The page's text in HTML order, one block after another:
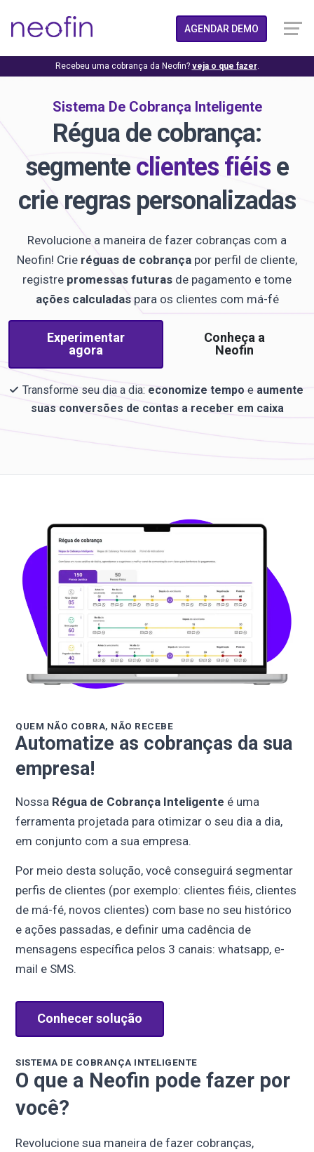
AGENDAR DEMO
Recebeu uma cobrança da Neofin? veja o que fazer.
Sistema De Cobrança Inteligente
Régua de cobrança:
segmente clientes fiéis e
crie regras personalizadas
Revolucione a maneira de fazer cobranças com a
Neofin! Crie réguas de cobrança por perfil de cliente,
registre promessas futuras de pagamento e tome
ações calculadaspara os clientes com má-fé
Experimentar
agora
Conheça a
Neofin
Transforme seu dia a dia: economize tempo e aumente
suas conversões de contas a receber em caixa
QUEM NÃO COBRA, NÃO RECEBE
Automatize as cobranças da sua
empresa!
Nossa Régua de Cobrança Inteligente é uma
ferramenta projetada para otimizar o seu dia a dia,
em conjunto com a sua empresa.
Por meio desta solução, você conseguirá segmentar
perfis de clientes (por exemplo: clientes fiéis, clientes
de má-fé, novos clientes) com base no seu histórico
e ações passadas, e definir uma cadência de
mensagens específica pelos 3 canais: whatsapp, e-
mail e SMS.
Conhecer solução
SISTEMA DE COBRANÇA INTELIGENTE
O que a Neofin pode fazer por
você?
Revolucione sua maneira de fazer cobranças,